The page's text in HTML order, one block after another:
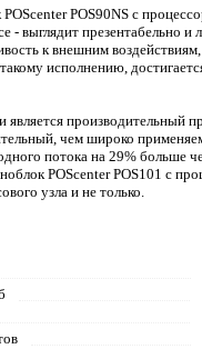
POS90NS с
- выглядит презентабельно
к внешним
исполнению,
производительный
чем широко
потока на 29% больше
POScenter POS101 с
узла и не только.